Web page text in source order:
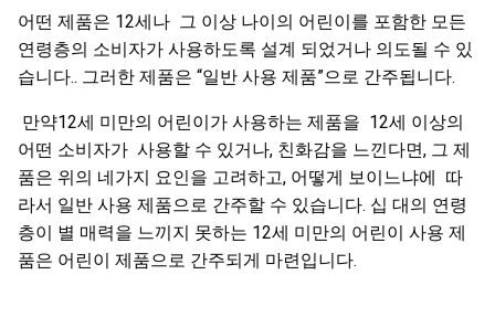
어떤 제품은 12세나 그 이상 나이의 어린이를 포함한 모든
연령층의 소비자가 사용하도록 설계 되었거나 의도될 수 있
습니다.. 그러한 제품은 “일반 사용 제품”으로 간주됩니다.
만약12세 미만의 어린이가 사용하는 제품을 12세 이상의
어떤 소비자가 사용할 수 있거나, 친화감을 느낀다면, 그 제
품은 위의 네가지 요인을 고려하고, 어떻게 보이느냐에 따
라서 일반 사용 제품으로 간주할 수 있습니다. 십 대의 연령
층이 별 매력을 느끼지 못하는 12세 미만의 어린이 사용 제
품은 어린이 제품으로 간주되게 마련입니다.